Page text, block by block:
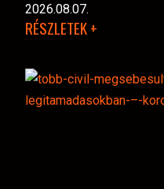
2026.08.07.
RÉSZLETEK +